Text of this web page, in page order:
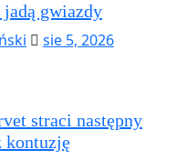
gwiazdy
sie 5, 2026
straci następny
kontuzję